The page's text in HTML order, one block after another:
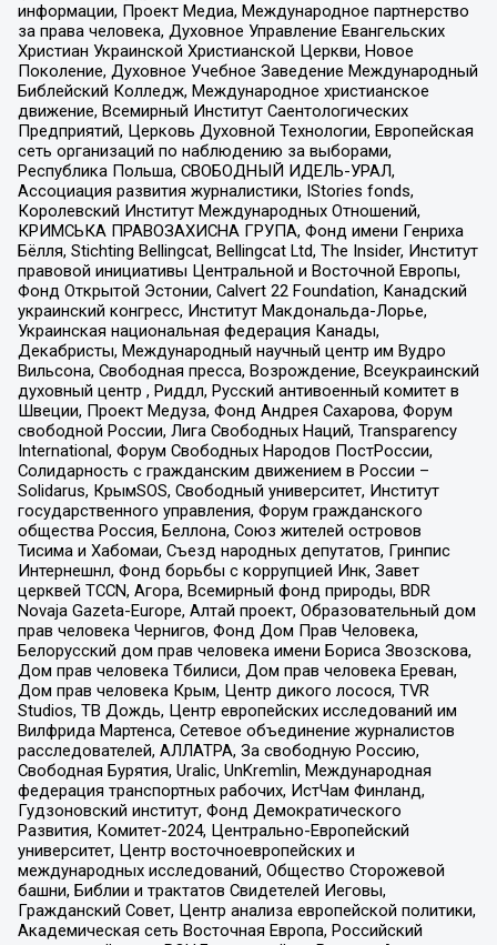
информации, Проект Медиа, Международное партнерство
за права человека, Духовное Управление Евангельских
Христиан Украинской Христианской Церкви, Новое
Поколение, Духовное Учебное Заведение Международный
Библейский Колледж, Международное христианское
движение, Всемирный Институт Саентологических
Предприятий, Церковь Духовной Технологии, Европейская
сеть организаций по наблюдению за выборами,
Республика Польша, СВОБОДНЫЙ ИДЕЛЬ-УРАЛ,
Ассоциация развития журналистики, IStories fonds,
Королевский Институт Международных Отношений,
КРИМСЬКА ПРАВОЗАХИСНА ГРУПА, Фонд имени Генриха
Бёлля, Stichting Bellingcat, Bellingcat Ltd, The Insider, Институт
правовой инициативы Центральной и Восточной Европы,
Фонд Открытой Эстонии, Calvert 22 Foundation, Канадский
украинский конгресс, Институт Макдональда-Лорье,
Украинская национальная федерация Канады,
Декабристы, Международный научный центр им Вудро
Вильсона, Свободная пресса, Возрождение, Всеукраинский
духовный центр , Риддл, Русский антивоенный комитет в
Швеции, Проект Медуза, Фонд Андрея Сахарова, Форум
свободной России, Лига Свободных Наций, Transparеncy
International, Форум Свободных Народов ПостРоссии,
Солидарность с гражданским движением в России –
Solidarus, КрымSOS, Свободный университет, Институт
государственного управления, Форум гражданского
общества Россия, Беллона, Союз жителей островов
Тисима и Хабомаи, Съезд народных депутатов, Гринпис
Интернешнл, Фонд борьбы с коррупцией Инк, Завет
церквей TCCN, Агора, Всемирный фонд природы, BDR
Novaja Gazeta-Europe, Алтай проект, Образовательный дом
прав человека Чернигов, Фонд Дом Прав Человека,
Белорусский дом прав человека имени Бориса Звозскова,
Дом прав человека Тбилиси, Дом прав человека Ереван,
Дом прав человека Крым, Центр дикого лосося, TVR
Studios, ТВ Дождь, Центр европейских исследований им
Вилфрида Мартенса, Сетевое объединение журналистов
расследователей, АЛЛАТРА, За свободную Россию,
Свободная Бурятия, Uralic, UnKremlin, Международная
федерация транспортных рабочих, ИстЧам Финланд,
Гудзоновский институт, Фонд Демократического
Развития, Комитет-2024, Центрально-Европейский
университет, Центр восточноевропейских и
международных исследований, Общество Сторожевой
башни, Библии и трактатов Свидетелей Иеговы,
Гражданский Совет, Центр анализа европейской политики,
Академическая сеть Восточная Европа, Российский